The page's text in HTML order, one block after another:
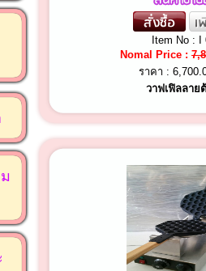
Item No : I
Nomal Price :
ราคา :
วาฟเฟิลลาย